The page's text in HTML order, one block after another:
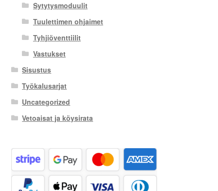
Sytytysmoduulit
Tuulettimen ohjaimet
Tyhjiöventtiilit
Vastukset
Sisustus
Työkalusarjat
Uncategorized
Vetoaisat ja köysirata